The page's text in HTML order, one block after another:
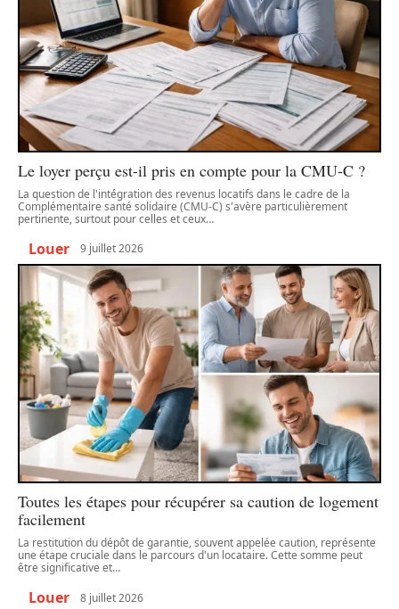
Le loyer perçu est-il pris en compte pour la CMU-C ?
La question de l'intégration des revenus locatifs dans le cadre de la
Complémentaire santé solidaire (CMU-C) s'avère particulièrement
pertinente, surtout pour celles et ceux…
Louer 9 juillet 2026
Toutes les étapes pour récupérer sa caution de logement
facilement
La restitution du dépôt de garantie, souvent appelée caution, représente
une étape cruciale dans le parcours d'un locataire. Cette somme peut
être significative et…
Louer 8 juillet 2026